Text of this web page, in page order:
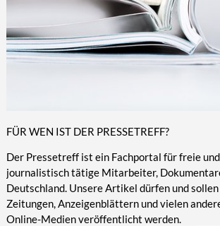
FÜR WEN IST DER PRESSETREFF?
Der Pressetreff ist ein Fachportal für freie
journalistisch tätige Mitarbeiter,
Deutschland. Unsere Artikel dürfen und
Zeitungen, Anzeigenblättern und vielen
Online-Medien veröffentlicht werden.